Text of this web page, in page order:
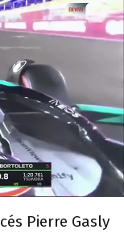
Pierre Gasly